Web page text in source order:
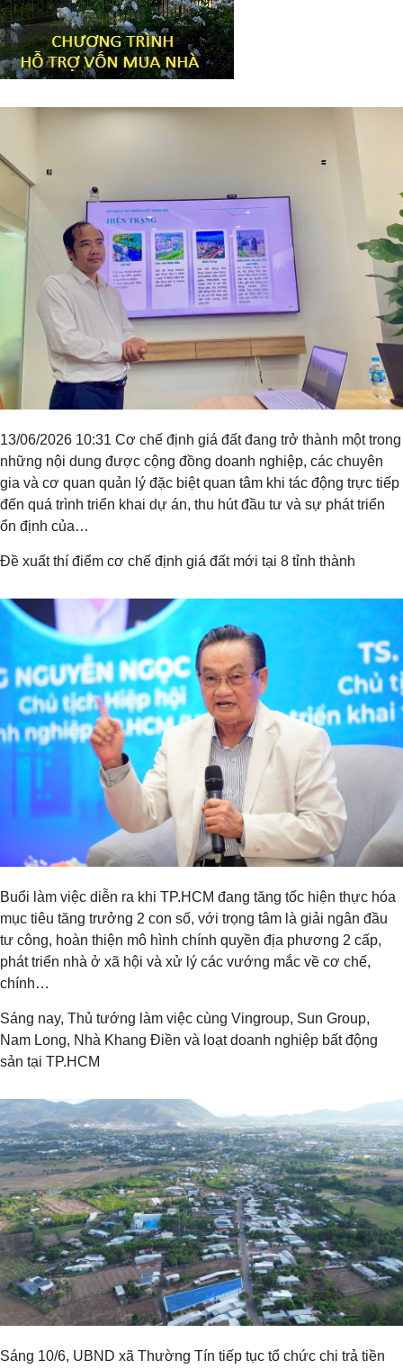
13/06/2026 10:31 Cơ chế định giá đất đang trở thành một trong
những nội dung được cộng đồng doanh nghiệp, các chuyên
gia và cơ quan quản lý đặc biệt quan tâm khi tác động trực tiếp
đến quá trình triển khai dự án, thu hút đầu tư và sự phát triển
ổn định của…
Đề xuất thí điểm cơ chế định giá đất mới tại 8 tỉnh thành
Buổi làm việc diễn ra khi TP.HCM đang tăng tốc hiện thực hóa
mục tiêu tăng trưởng 2 con số, với trọng tâm là giải ngân đầu
tư công, hoàn thiện mô hình chính quyền địa phương 2 cấp,
phát triển nhà ở xã hội và xử lý các vướng mắc về cơ chế,
chính…
Sáng nay, Thủ tướng làm việc cùng Vingroup, Sun Group,
Nam Long, Nhà Khang Điền và loạt doanh nghiệp bất động
sản tại TP.HCM
Sáng 10/6, UBND xã Thường Tín tiếp tục tổ chức chi trả tiền